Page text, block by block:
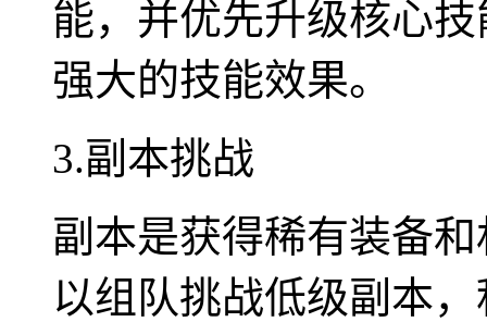
能，并优先升级核心
强大的技能效果。
3.副本挑战
副本是获得稀有装备
以组队挑战低级副本